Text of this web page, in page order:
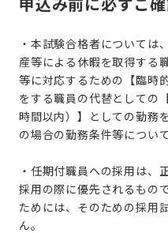
・本試験合格者については
産等による休暇を取得する
等に対応するための【臨時
をする職員の代替としての
時間以内）】としての勤務
の場合の勤務条件等につい
・任期付職員への採用は、
採用の際に優先されるもの
ためには、そのための採用
ん。